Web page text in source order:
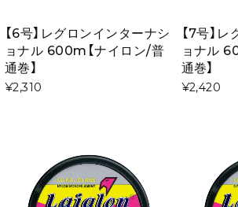
【6号】レグロンインターナシ
ョナル 600m【ナイロン/普
通巻】
¥2,310
【7号】
ョナル
通巻】
¥2,420